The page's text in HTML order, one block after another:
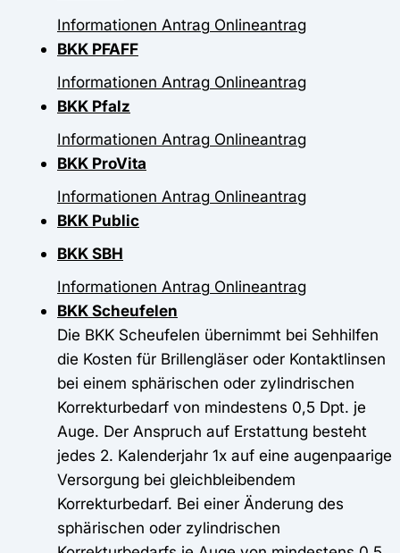
Informationen Antrag Onlineantrag
BKK PFAFF
Informationen Antrag Onlineantrag
BKK Pfalz
Informationen Antrag Onlineantrag
BKK ProVita
Informationen Antrag Onlineantrag
BKK Public
BKK SBH
Informationen Antrag Onlineantrag
BKK Scheufelen
Die BKK Scheufelen übernimmt bei Sehhilfen
die Kosten für Brillengläser oder Kontaktlinsen
bei einem sphärischen oder zylindrischen
Korrekturbedarf von mindestens 0,5 Dpt. je
Auge. Der Anspruch auf Erstattung besteht
jedes 2. Kalenderjahr 1x auf eine augenpaarige
Versorgung bei gleichbleibendem
Korrekturbedarf. Bei einer Änderung des
sphärischen oder zylindrischen